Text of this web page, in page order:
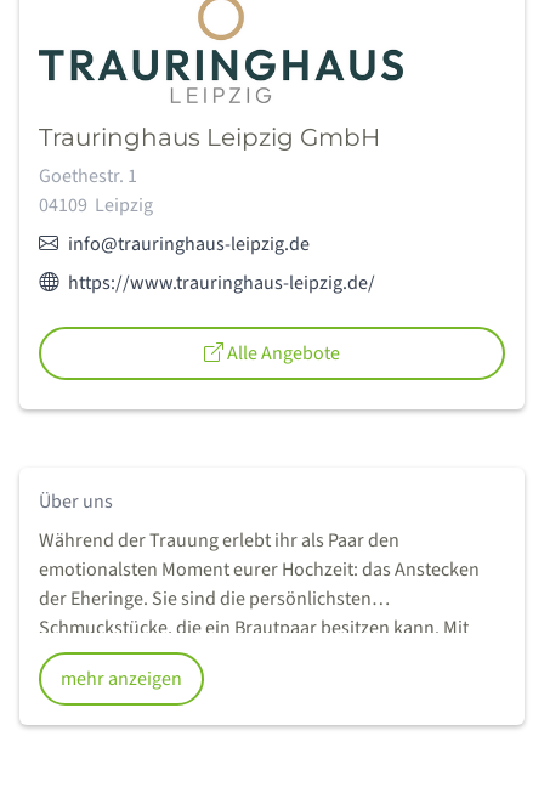
Trauringhaus Leipzig GmbH
Adresse:
Goethestr. 1
04109 Leipzig
E-Mail:info@trauringhaus-leipzig.de
Webseite des Anbieters:
https://www.trauringhaus-leipzig.de/
Alle Angebote
Über uns
Während der Trauung erlebt ihr als Paar den
emotionalsten Moment eurer Hochzeit: das Anstecken
der Eheringe. Sie sind die persönlichsten
Schmuckstücke, die ein Brautpaar besitzen kann. Mit
euren Trauringen beginnt eine besondere Verbindung –
ein lebenslanges Versprechen.
mehr anzeigen